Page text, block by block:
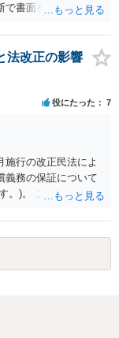
で書面を提出したり
護士として提出の実
で、そのあたりも含
わせた方がよいと思
いということであ
方のほうで書面提
法改正の影響
役にたった 7
施行の改正民法によ
義務の保証について
。)。 この書式にサ